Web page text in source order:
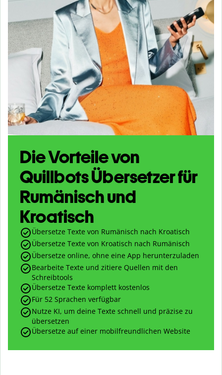
Die Vorteile von
Quillbots Übersetzer für
Rumänisch und
Kroatisch
Übersetze Texte von Rumänisch nach Kroatisch
Übersetze Texte von Kroatisch nach Rumänisch
Übersetze online, ohne eine App herunterzuladen
Bearbeite Texte und zitiere Quellen mit den
Schreibtools
Übersetze Texte komplett kostenlos
Für 52 Sprachen verfügbar
Nutze KI, um deine Texte schnell und präzise zu
übersetzen
Übersetze auf einer mobilfreundlichen Website